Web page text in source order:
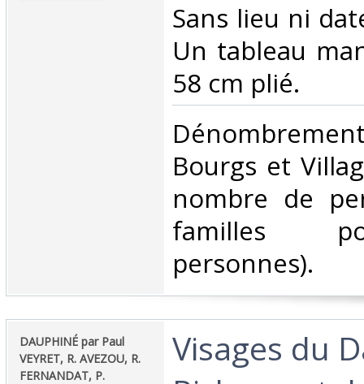
‎Sans lieu ni
Un tableau
58 cm plié.‎
Bourgs et
nombre de
familles
personnes).‎
‎DAUPHINÉ par Paul
VEYRET, R. AVEZOU, R.
FERNANDAT, P.
‎Visages du